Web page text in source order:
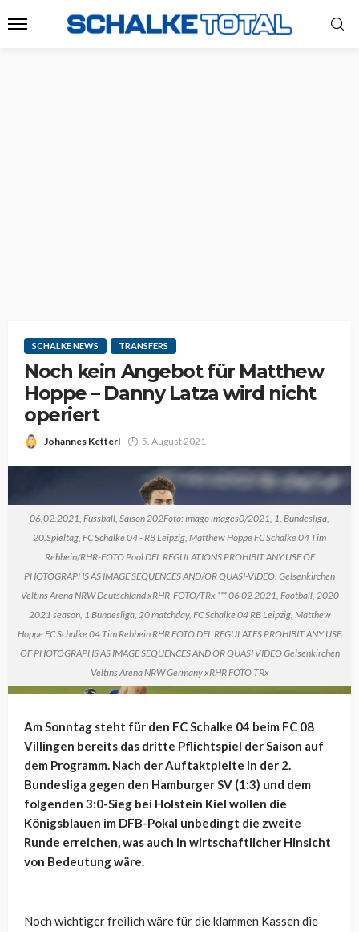
SCHALKE NEWS TRANSFERS
Noch kein Angebot für Matthew
Hoppe – Danny Latza wird nicht
operiert
Johannes Ketterl 5. August 2021
06.02.2021, Fussball, Saison 202Foto: imago images0/2021, 1. Bundesliga,
20.Spieltag, FC Schalke 04 - RB Leipzig, Matthew Hoppe FC Schalke 04 Tim
Rehbein/RHR-FOTO Pool DFL REGULATIONS PROHIBIT ANY USE OF
PHOTOGRAPHS AS IMAGE SEQUENCES AND/OR QUASI-VIDEO. Gelsenkirchen
Veltins Arena NRW Deutschland xRHR-FOTO/TRx *** 06 02 2021, Football, 2020
2021 season, 1 Bundesliga, 20 matchday, FC Schalke 04 RB Leipzig, Matthew
Hoppe FC Schalke 04 Tim Rehbein RHR FOTO DFL REGULATES PROHIBIT ANY USE
OF PHOTOGRAPHS AS IMAGE SEQUENCES AND OR QUASI VIDEO Gelsenkirchen
Veltins Arena NRW Germany xRHR FOTO TRx
Am Sonntag steht für den FC Schalke 04 beim FC 08
Villingen bereits das dritte Pflichtspiel der Saison auf
dem Programm. Nach der Auftaktpleite in der 2.
Bundesliga gegen den Hamburger SV (1:3) und dem
folgenden 3:0-Sieg bei Holstein Kiel wollen die
Königsblauen im DFB-Pokal unbedingt die zweite
Runde erreichen, was auch in wirtschaftlicher Hinsicht
von Bedeutung wäre.
Noch wichtiger freilich wäre für die klammen Kassen die